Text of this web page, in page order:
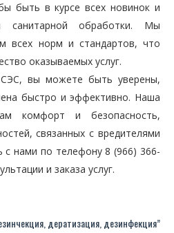
быть в курсе всех новинок и
санитарной обработки. Мы
всех норм и стандартов, что
оказываемых услуг.
вы можете быть уверены,
быстро и эффективно. Наша
комфорт и безопасность,
связанных с вредителями
с нами по телефону 8 (966) 366-
и заказа услуг.
дератизация, дезинфекция”